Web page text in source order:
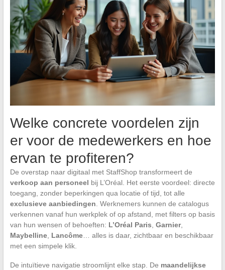
Welke concrete voordelen zijn
er voor de medewerkers en hoe
ervan te profiteren?
De overstap naar digitaal met StaffShop transformeert de
verkoop aan personeel bij L’Oréal. Het eerste voordeel: directe
toegang, zonder beperkingen qua locatie of tijd, tot alle
exclusieve aanbiedingen . Werknemers kunnen de catalogus
verkennen vanaf hun werkplek of op afstand, met filters op basis
van hun wensen of behoeften: L’Oréal Paris Garnier,
Maybelline, Lancôme… alles is daar, zichtbaar en beschikbaar
met een simpele klik.
De intuïtieve navigatie stroomlijnt elke stap. De maandelijkse